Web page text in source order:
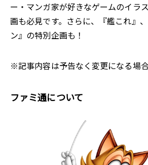
ー・マンガ家が好きなゲームのイラ
画も必見です。さらに、『艦これ』
ン』の特別企画も！
※記事内容は予告なく変更になる場
ファミ通について